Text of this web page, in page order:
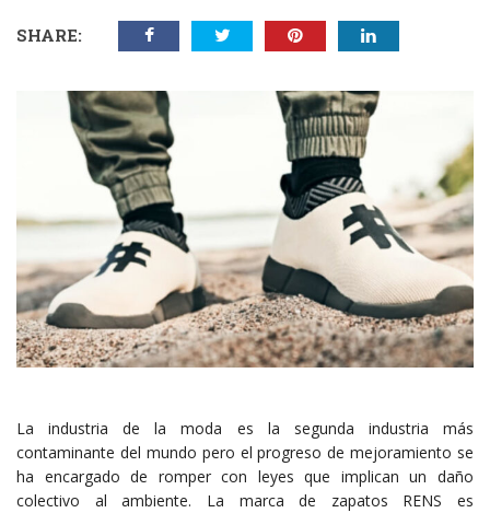
SHARE:
La industria de la moda es la segunda industria más
contaminante del mundo pero el progreso de mejoramiento se
ha encargado de romper con leyes que implican un daño
colectivo al ambiente. La marca de zapatos RENS es